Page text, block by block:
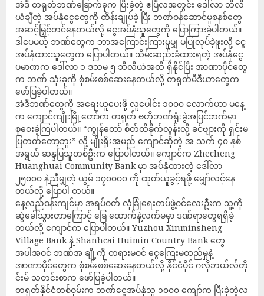
အဲဒီ တရုတ်ဘဏ်ခြောက်ခုက ပြီးခဲ့တဲ့ ဧပြီလအတွင်း ဒေါ်လာ ဘီလီ
ယံချီတဲ့ အပ်နှံငွေတွေကို ထိန်းချုပ်ခဲ့ ပြီး ဘဏ်ဝန်ဆောင်မှုစနစ်တွေ
အဆင့်မြှင့်တင်နေတယ်လို့ ငွေအပ်နှံသူတွေကို ပြောကြားခဲ့ပါတယ်။
ဒါပေမယ့် ဘဏ်တွေက ဘာအကြောင်းကြားမှုမျှ မပြုလုပ်ခဲ့ဖူးလို့ ငွေ
အပ်နှံထားသူတွေက ပြောပါတယ်။ သိမ်းဆည်းခံထားရတဲ့ အပ်နှံငွေ
ပမာဏက ဒေါ်လာ ၁ ဒသမ ၅ ဘီလီယံအထိ ရှိနိုင်ပြီး အာဏာပိုင်တွေ
က ဘဏ် သုံးခုကို စုံစမ်းစစ်ဆေးနေတယ်လို့ တရုတ်မီဒီယာတွေက
ဖော်ပြခဲ့ပါတယ်။
အဲဒီဘဏ်တွေကို အရေးယူပေးဖို့ လူပေါင်း ၁၀၀၀ လောက်ဟာ မနေ့
က ကျောင်ကျိုးမြို့တော်က တရုတ် ဗဟိုဘဏ်ရုံးခွဲအပြင်ဘက်မှာ
စုဝေးခဲ့ကြပါတယ်။ “ကျွန်တော် စိတ်ထိခိုက်လွန်းလို့ ခင်ဗျားကို ရှင်းမ
ပြတတ်တော့ဘူး” လို့ မျိုးရိုးအမည် ကျောင်ဆိုတဲ့ အ သက် ၄၀ နှစ်
အရွယ် ဆန္ဒပြသူတစ်ဦးက ပြောပါတယ်။ ကျောင်က Zhecheng
Huanghuai Community Bank မှာ အပ်နှံထားတဲ့ ဒေါ်လာ
၂၅၀၀၀ နဲ့ညီမျှတဲ့ ယွမ် ၁၇၀၀၀၀ ကို ထုတ်ယူခွင့်ရဖို့ မျှော်လင့်နေ
တယ်လို့ ပြောပါ တယ်။
နေ့လည်ဝန်းကျင်မှာ အရပ်ဝတ် လုံခြုံရေးတပ်ဖွဲ့ဝင်လေးဦးက သူ့ကို
ဆွဲခေါ်သွားတာကြောင့် ခြေ ထောက်နဲ့လက်မမှာ ဒဏ်ရာတွေရရှိခဲ့
တယ်လို့ ကျောင်က ပြောပါတယ်။ Yuzhou Xinminsheng
Village Bank နဲ့ Shanhcai Huimin Country Bank တွေ
အပါအဝင် ဘဏ်အ ချို့ကို တရားမဝင် ငွေကြေးမတည်မှုနဲ့
အာဏာပိုင်တွေက စုံစမ်းစစ်ဆေးနေတယ်လို့ နိုင်ငံပိုင် ဂလိုဘယ်လ်တို
င်းမ် သတင်းစာက ဖော်ပြခဲ့ပါတယ်။
တရုတ်နိုင်ငံတစ်ဝှမ်းက ဘဏ်ငွေအပ်နှံသူ ၁၀၀၀ ကျော်က ပြီးခဲ့တဲ့လ